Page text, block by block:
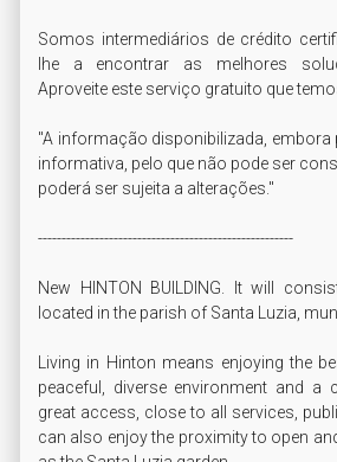
Somos intermediários de crédito
lhe a encontrar as melhores
Aproveite este serviço gratuito que
"A informação disponibilizada, embora
informativa, pelo que não pode ser
poderá ser sujeita a alterações."
------------------------------------------------------
New HINTON BUILDING. It will
located in the parish of Santa Luzia,
Living in Hinton means enjoying the
peaceful, diverse environment and a
great access, close to all services,
can also enjoy the proximity to open